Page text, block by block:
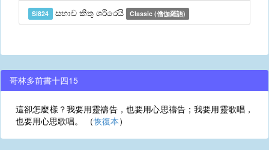
Si824 සභාව කිතු ශරීරෙයි Classic (僧伽羅語)
哥林多前書十四15
這卻怎麼樣？我要用靈禱告，也要用心思禱告；我要用靈歌唱，
也要用心思歌唱。 （恢復本）